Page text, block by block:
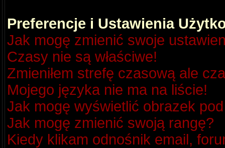
Preferencje i Ustawienia
Jak mogę zmienić swoje
Czasy nie są właściwe!
Zmieniłem strefę czasową ale
Mojego języka nie ma na liście!
Jak mogę wyświetlić obrazek
Jak mogę zmienić swoją rangę?
Kiedy klikam odnośnik email,